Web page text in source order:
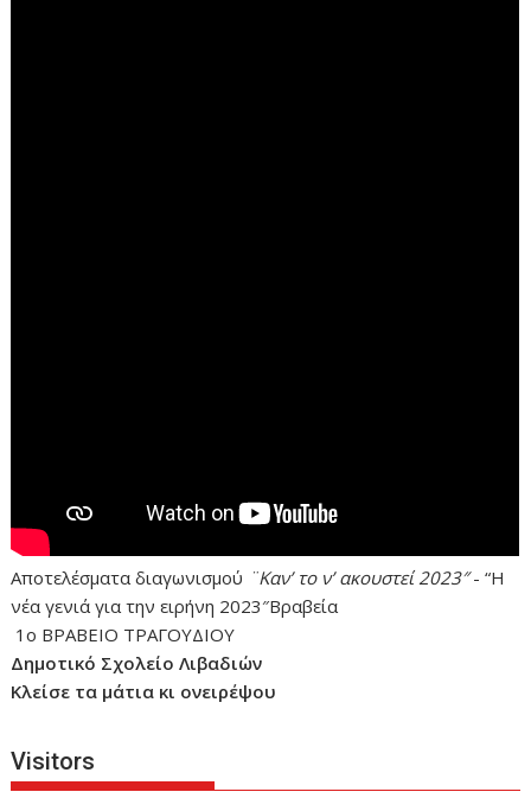
Αποτελέσματα διαγωνισμού ¨Καν’ το ν’ ακουστεί 2023″- “Η
νέα γενιά για την ειρήνη 2023″Βραβεία
1ο ΒΡΑΒΕΙΟ ΤΡΑΓΟΥΔΙΟΥ
Δημοτικό Σχολείο Λιβαδιών
Κλείσε τα μάτια κι ονειρέψου
Visitors